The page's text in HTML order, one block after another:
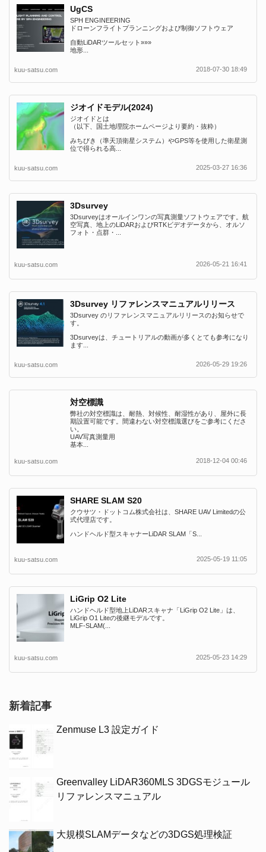
UgCS
SPH ENGINEERING
ドローンフライトプランニングおよび制御ソフトウェア
自動LiDARツールセット»»»
地形...
kuu-satsu.com 2018-07-30 18:49
ジオイドモデル(2024)
ジオイドとは
（以下、国土地理院ホームページより要約・抜粋）
みちびき（準天頂衛星システム）やGPS等を使用した衛星測
位で得られる高...
kuu-satsu.com 2025-03-27 16:36
3Dsurvey
3Dsurveyはオールインワンの写真測量ソフトウェアです。航
空写真、地上のLiDARおよびRTKビデオデータから、オルソ
フォト・点群・...
kuu-satsu.com 2026-05-21 16:41
3Dsurvey リファレンスマニュアルリリース
3Dsurvey のリファレンスマニュアルリリースのお知らせで
す。
3Dsurveyは、チュートリアルの動画が多くとても参考になり
ます...
kuu-satsu.com 2026-05-29 19:26
対空標識
弊社の対空標識は、耐熱、対候性、耐湿性があり、屋外に長
期設置可能です。間違わない対空標識選びをご参考にくださ
い。
UAV写真測量用
基本...
kuu-satsu.com 2018-12-04 00:46
SHARE SLAM S20
クウサツ・ドットコム株式会社は、SHARE UAV Limitedの公
式代理店です。
ハンドヘルド型スキャナーLiDAR SLAM「S...
kuu-satsu.com 2025-05-19 11:05
LiGrip O2 Lite
ハンドヘルド型地上LiDARスキャナ「LiGrip O2 Lite」は、
LiGrip O1 Liteの後継モデルです。
MLF-SLAM(...
kuu-satsu.com 2025-05-23 14:29
新着記事
Zenmuse L3 設定ガイド
Greenvalley LiDAR360MLS 3DGSモジュール
リファレンスマニュアル
大規模SLAMデータなどの3DGS処理検証